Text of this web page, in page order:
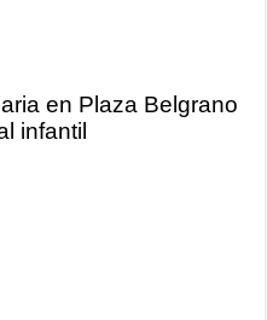
en Plaza Belgrano
infantil